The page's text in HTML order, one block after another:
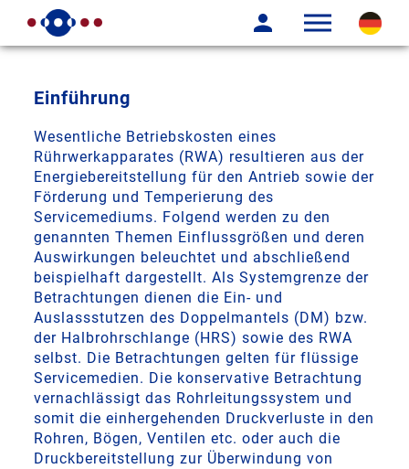
Einführung
Wesentliche Betriebskosten eines
Rührwerkapparates (RWA) resultieren aus der
Energiebereitstellung für den Antrieb sowie der
Förderung und Temperierung des
Servicemediums. Folgend werden zu den
genannten Themen Einflussgrößen und deren
Auswirkungen beleuchtet und abschließend
beispielhaft dargestellt. Als Systemgrenze der
Betrachtungen dienen die Ein- und
Auslassstutzen des Doppelmantels (DM) bzw.
der Halbrohrschlange (HRS) sowie des RWA
selbst. Die Betrachtungen gelten für flüssige
Servicemedien. Die konservative Betrachtung
vernachlässigt das Rohrleitungssystem und
somit die einhergehenden Druckverluste in den
Rohren, Bögen, Ventilen etc. oder auch die
Druckbereitstellung zur Überwindung von